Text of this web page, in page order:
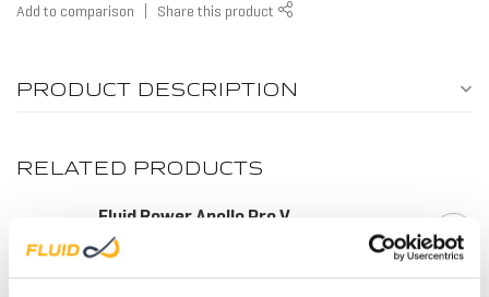
WOOD/
Add to comparison Share this product
PRODUCT DESCRIPTION
RELATED PRODUCTS
Fluid Rower Apollo Pro V
Out of stock
€1.739,00